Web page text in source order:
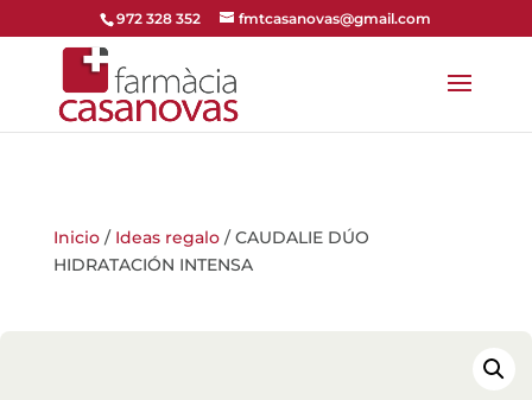
972 328 352 fmtcasanovas@gmail.com
Inicio/ Ideas regalo/ CAUDALIE DÚO
HIDRATACIÓN INTENSA